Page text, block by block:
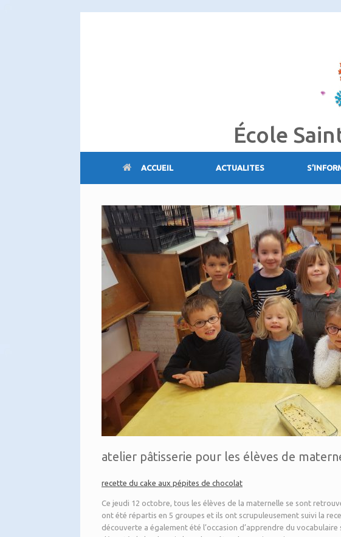
École
ACCUEIL ACTUALITES
atelier pâtisserie pour les élèves de
recette du cake aux pépites de chocolat
Ce jeudi 12 octobre, tous les élèves de la maternelle se sont
ont été répartis en 5 groupes et ils ont scrupuleusement suivi la
découverte a également été l’occasion d’apprendre du